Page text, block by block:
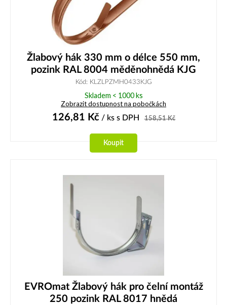
Žlabový hák 330 mm o délce 550 mm,
pozink RAL 8004 měděnohnědá KJG
Kód: KLZLPZMH0433KJG
Skladem < 1000 ks
Zobrazit dostupnost na pobočkách
126,81 Kč/ ks s DPH 158,51Kč
Koupit
EVROmat Žlabový hák pro čelní montáž
250 pozink RAL 8017 hnědá